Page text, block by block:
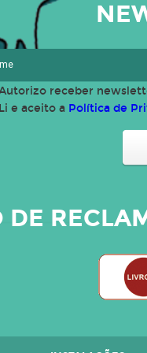
receber
e aceito a Política de
DE